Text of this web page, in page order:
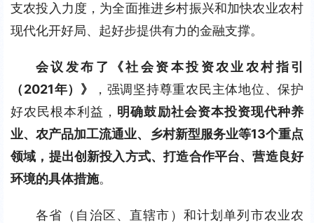
支农投入力度，为全面推进乡村振兴和加快农业农村
现代化开好局、起好步提供有力的金融支撑。
会议发布了《社会资本投资农业农村指引
（2021年）》
，强调坚持尊重农民主体地位、保护
好农民根本利益， 明确鼓励社会资本投资现代种养
业、农产品加工流通业、乡村新型服务业等13个重点
领域，提出创新投入方式、打造合作平台、营造良好
环境的具体措施。
各省（自治区、直辖市）和计划单列市农业农